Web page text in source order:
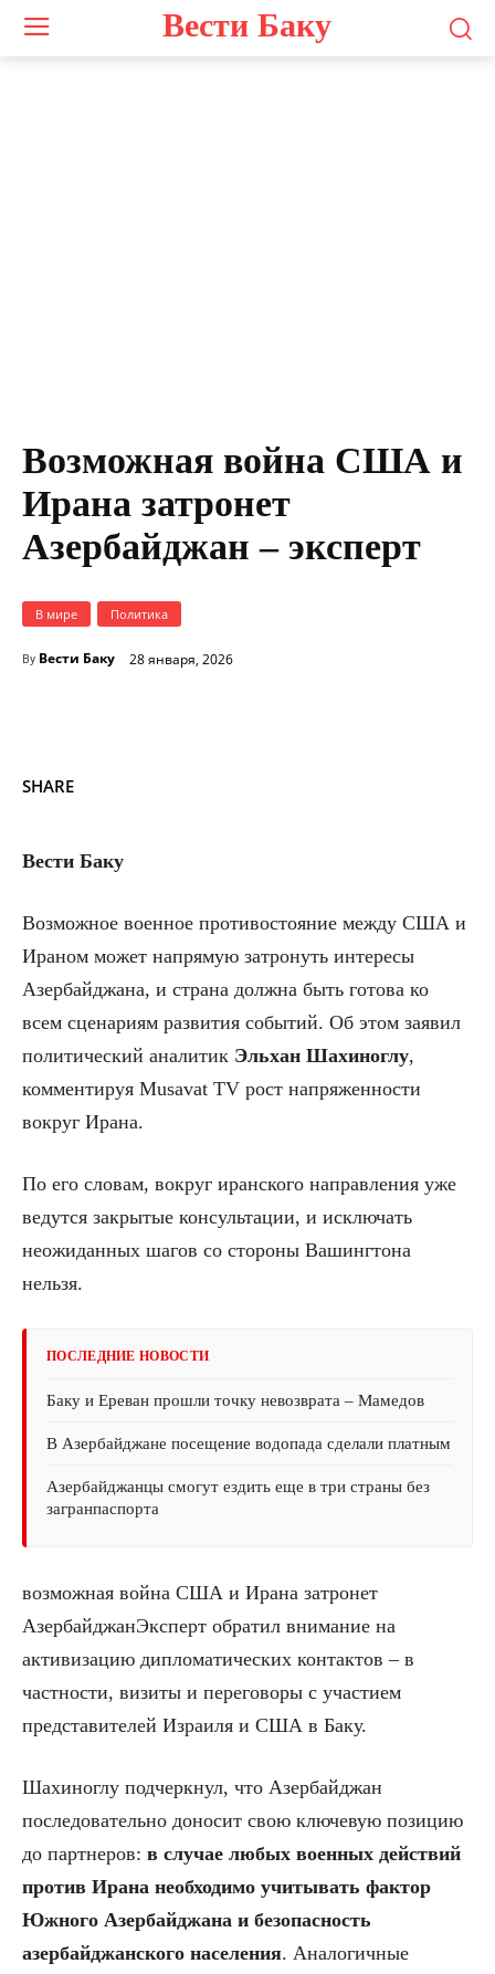
Вести Баку
Возможная война США и
Ирана затронет
Азербайджан – эксперт
В мире Политика
By Вести Баку 28 января, 2026
SHARE
Вести Баку
Возможное военное противостояние между США и
Ираном может напрямую затронуть интересы
Азербайджана, и страна должна быть готова ко
всем сценариям развития событий. Об этом заявил
политический аналитик Эльхан Шахиноглу,
комментируя Musavat TV рост напряженности
вокруг Ирана.
По его словам, вокруг иранского направления уже
ведутся закрытые консультации, и исключать
неожиданных шагов со стороны Вашингтона
нельзя.
ПОСЛЕДНИЕ НОВОСТИ
Баку и Ереван прошли точку невозврата – Мамедов
В Азербайджане посещение водопада сделали платным
Азербайджанцы смогут ездить еще в три страны без
загранпаспорта
возможная война США и Ирана затронет
АзербайджанЭксперт обратил внимание на
активизацию дипломатических контактов – в
частности, визиты и переговоры с участием
представителей Израиля и США в Баку.
Шахиноглу подчеркнул, что Азербайджан
последовательно доносит свою ключевую позицию
до партнеров: в случае любых военных действий
против Ирана необходимо учитывать фактор
Южного Азербайджана и безопасность
азербайджанского населения. Аналогичные